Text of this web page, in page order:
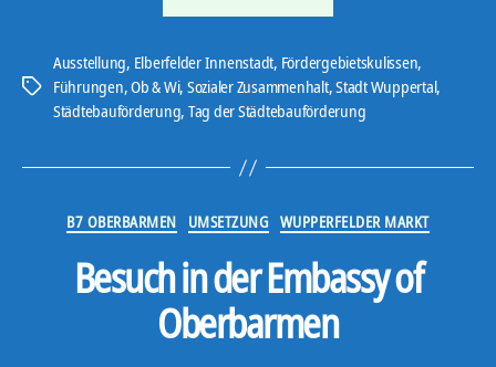
2025“
Schlagwörter
Ausstellung, Elberfelder Innenstadt, Fördergebietskulissen,
Führungen,Ob & Wi, Sozialer Zusammenhalt,Stadt Wuppertal,
Städtebauförderung, Tag der Städtebauförderung
Kategorien
B7 OBERBARMEN UMSETZUNG WUPPERFELDER MARKT
Besuch in der Embassy of
Oberbarmen